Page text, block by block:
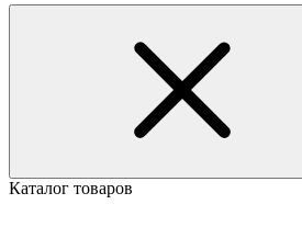
Каталог товаров